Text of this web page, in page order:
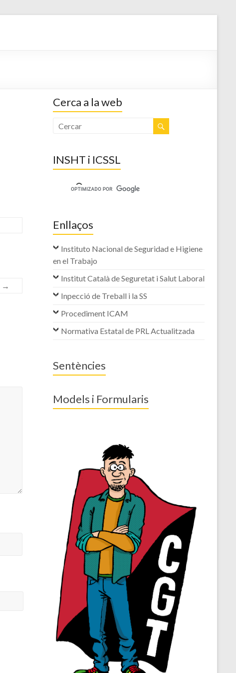
→
Cerca a la web
INSHT i ICSSL
Enllaços
Instituto Nacional de Seguridad e Higiene
en el Trabajo
Institut Català de Seguretat i Salut Laboral
Inpecció de Treball i la SS
Procediment ICAM
Normativa Estatal de PRL Actualitzada
Sentències
Models i Formularis